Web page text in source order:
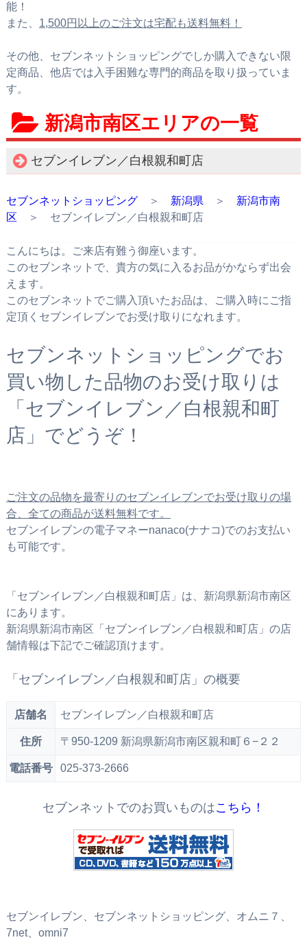
能！
また、 1,500円以上のご注文は宅配も送料無料！
その他、セブンネットショッピングでしか購入できない限
定商品、他店では入手困難な専門的商品を取り扱っていま
す。
新潟市南区エリアの一覧
セブンイレブン／白根親和町店
セブンネットショッピング＞ 新潟県 ＞ 新潟市南
区 ＞ セブンイレブン／白根親和町店
こんにちは。ご来店有難う御座います。
このセブンネットで、貴方の気に入るお品がかならず出会
えます。
このセブンネットでご購入頂いたお品は、ご購入時にご指
定頂くセブンイレブンでお受け取りになれます。
セブンネットショッピングでお
買い物した品物のお受け取りは
「セブンイレブン／白根親和町
店」でどうぞ！
ご注文の品物を最寄りのセブンイレブンでお受け取りの場
合、全ての商品が送料無料です。
セブンイレブンの電子マネーnanaco(ナナコ)でのお支払い
も可能です。
「セブンイレブン／白根親和町店」は、新潟県新潟市南区
にあります。
新潟県新潟市南区「セブンイレブン／白根親和町店」の店
舗情報は下記でご確認頂けます。
「セブンイレブン／白根親和町店」の概要
店舗名 セブンイレブン／白根親和町店
住所 〒950-1209 新潟県新潟市南区親和町６−２２
電話番号 025-373-2666
セブンネットでのお買いものはこちら！
セブンイレブン、セブンネットショッピング、オムニ７、
7net、omni7